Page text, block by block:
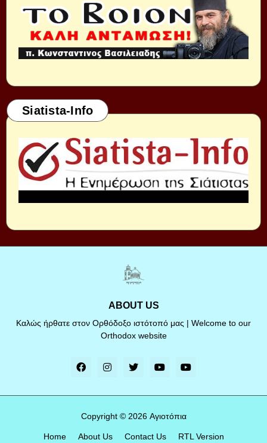
Siatista-Info
ABOUT US
Καλώς ήρθατε στον Ορθόδοξο ιστότοπό μας | Welcome to our
Orthodox website
Copyright © 2026 Αγιοτόπια
Home About Us Contact Us RTL Version